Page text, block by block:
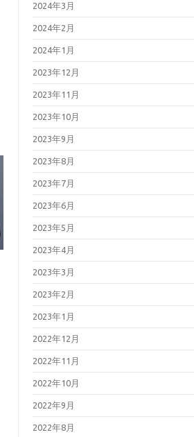
2024年3月
2024年2月
2024年1月
2023年12月
2023年11月
2023年10月
2023年9月
2023年8月
2023年7月
2023年6月
2023年5月
2023年4月
2023年3月
2023年2月
2023年1月
2022年12月
2022年11月
2022年10月
2022年9月
2022年8月